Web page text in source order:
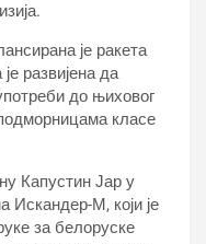
је ракета
развијена да
до њиховог
класе
Капустин Јар у
Искандер-М, који је
за белоруске